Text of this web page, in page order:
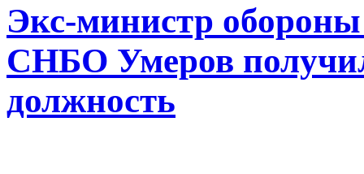
Экс-министр
СНБО Умеров
должность